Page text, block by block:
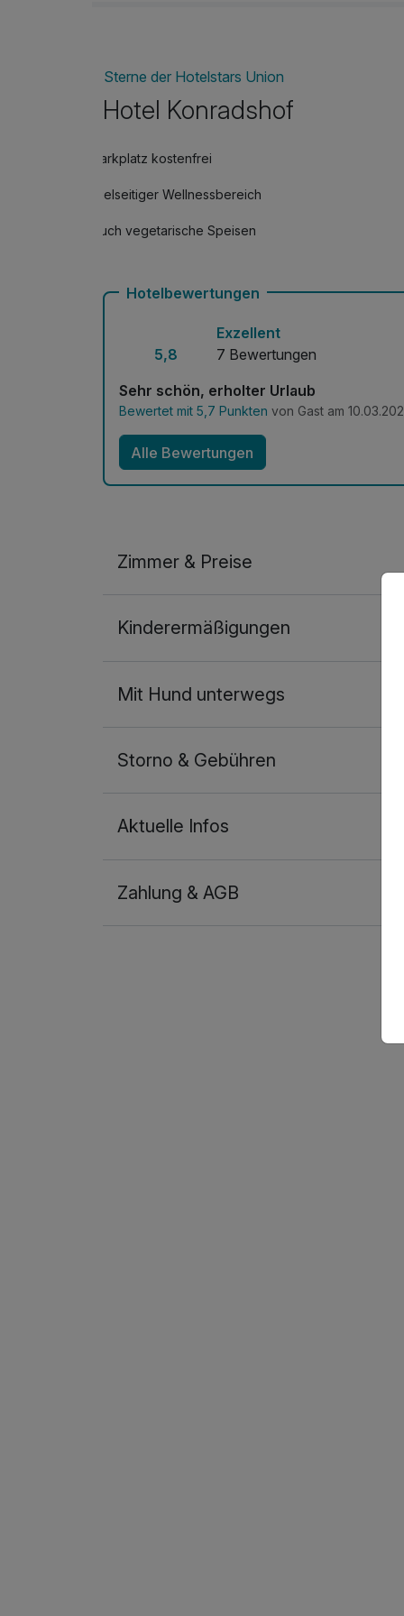
Sterne der Hotelstars Union
Hotel Konradshof
Parkplatz kostenfrei
Vielseitiger Wellnessbereich
Auch vegetarische Speisen
Hotelbewertungen
5,8
Exzellent
7 Bewertungen
Sehr schön, erholter Urlaub
Bewertet mit 5,7 Punkten von Gast am
Alle Bewertungen
Zimmer & Preise
2 Erwachsene
Ausstattung
Kinderermäßigungen
Mit Hund unterwegs
Storno & Gebühren
Aktuelle Infos
Zahlung & AGB